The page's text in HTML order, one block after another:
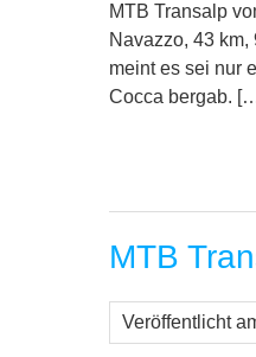
MTB Transalp
Navazzo, 43
meint es sei nur
Cocca bergab.
MTB
Veröffentlicht